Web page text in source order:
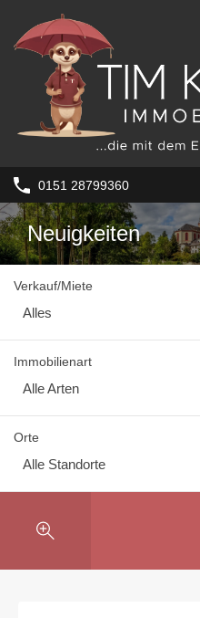
0151 28799360
Neuigkeiten
Verkauf/Miete
Alles
Immobilienart
Alle Arten
Orte
Alle Standorte